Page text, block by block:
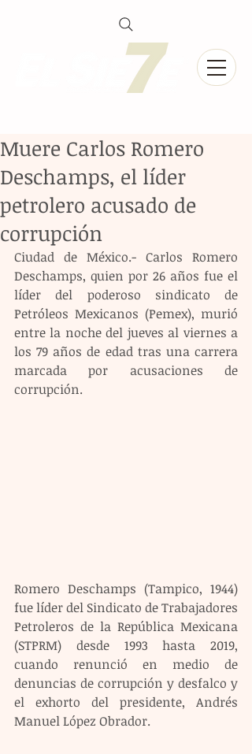
Muere Carlos Romero
Deschamps, el líder
petrolero acusado de
corrupción
Ciudad de México.- Carlos Romero
Deschamps, quien por 26 años fue el
líder del poderoso sindicato de
Petróleos Mexicanos (Pemex), murió
entre la noche del jueves al viernes a
los 79 años de edad tras una carrera
marcada por acusaciones de
corrupción.
Romero Deschamps (Tampico, 1944)
fue líder del Sindicato de Trabajadores
Petroleros de la República Mexicana
(STPRM) desde 1993 hasta 2019,
cuando renunció en medio de
denuncias de corrupción y desfalco y
el exhorto del presidente, Andrés
Manuel López Obrador.